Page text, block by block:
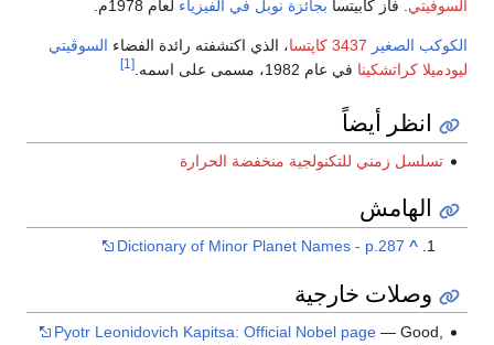
السوفيتي. فاز كابيتسا بجائزة نوبل في الفيزياء لعام 1978م.
الكوكب الصغير 3437 كاپتسا ، الذي اكتشفته رائدة الفضاء السوڤيتي
ليودميلا كراتشكينا في عام 1982، مسمى على اسمه. [1]
انظر أيضاً
تسلسل زمني للتكنولجية منخفضة الحرارة
الهامش
^
Dictionary of Minor Planet Names - p.287
وصلات خارجية
Pyotr Leonidovich Kapitsa: Official Nobel page— Good,